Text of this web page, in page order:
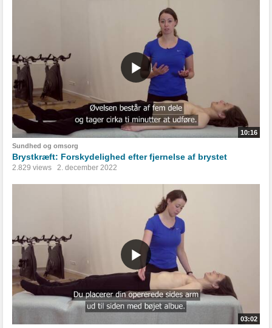
10:16
Sundhed og omsorg
Brystkræft: Forskydelighed efter fjernelse af brystet
2.829 views 2. december 2022
03:02